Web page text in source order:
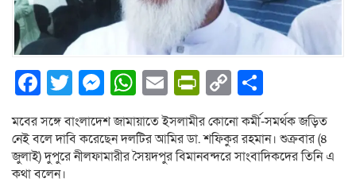
Facebook
Twitter
Messenger
WhatsApp
EmailPrintFriendly
Copy
Link
মবের সঙ্গে বাংলাদেশ জামায়াতে ইসলামীর কোনো কর্মী-সমর্থক জড়িত
নেই বলে দাবি করেছেন দলটির আমির ডা. শফিকুর রহমান। শুক্রবার (৪
জুলাই) দুপুরে নীলফামারীর সৈয়দপুর বিমানবন্দরে সাংবাদিকদের তিনি এ
কথা বলেন।